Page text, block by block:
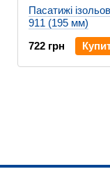
Пасатижі
911 (195 мм)
722 грн